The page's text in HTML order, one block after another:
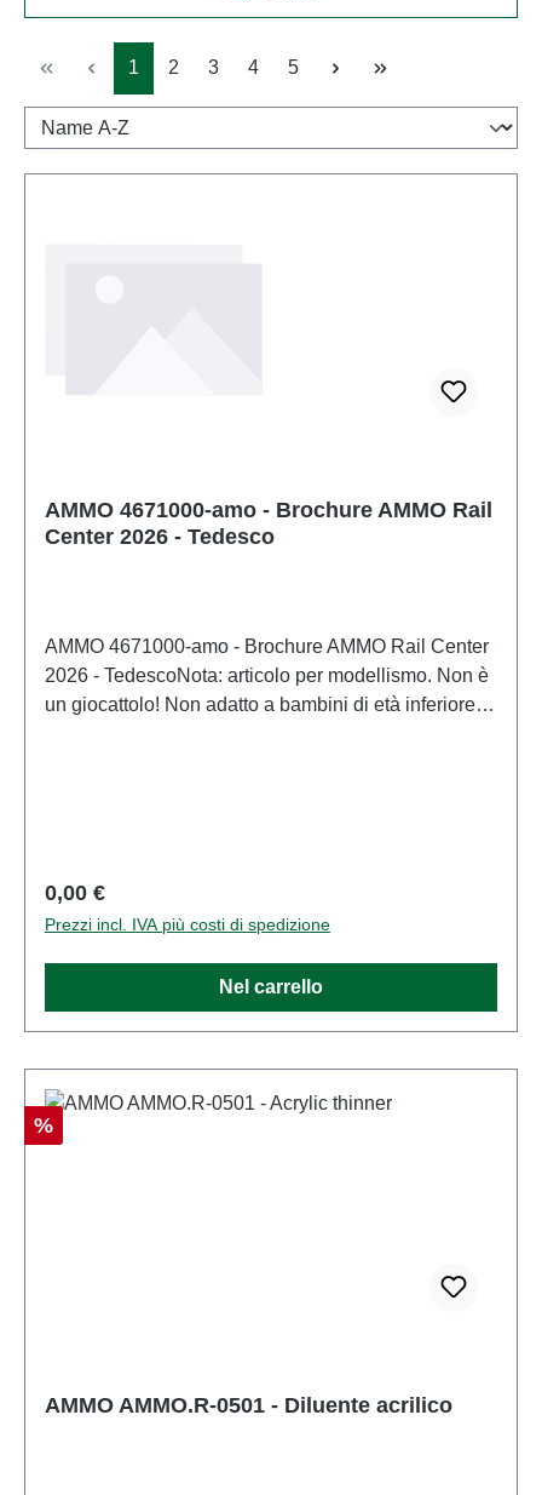
Pagina
1 Pagina
2 Pagina
3 Pagina
4 Pagina
5
AMMO 4671000-amo - Brochure AMMO Rail
Center 2026 - Tedesco
AMMO 4671000-amo - Brochure AMMO Rail Center
2026 - TedescoNota: articolo per modellismo. Non è
un giocattolo! Non adatto a bambini di età inferiore a
Accessoritraccia: neutroRaccomandazione sull'età:
Dai 14 anni in suRAEE n.: DE 95117429
Prezzo normale:
0,00 €
Prezzi incl. IVA più costi di spedizione
Nel carrello
Sconto
%
AMMO AMMO.R-0501 - Diluente acrilico